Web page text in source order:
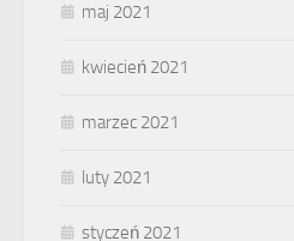
maj 2021
kwiecień 2021
marzec 2021
luty 2021
styczeń 2021